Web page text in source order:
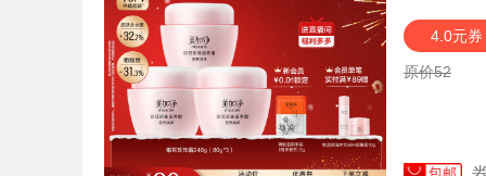
4.0元券
原价52